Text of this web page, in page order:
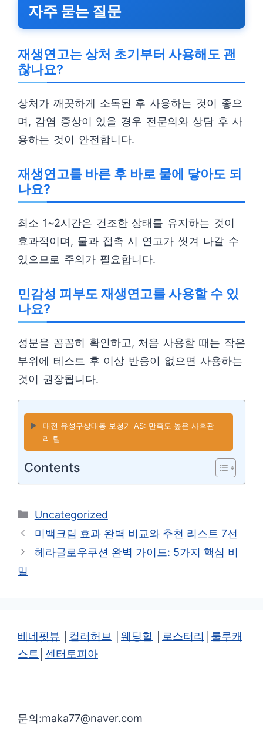
자주 묻는 질문
재생연고는 상처 초기부터 사용해도 괜
찮나요?
상처가 깨끗하게 소독된 후 사용하는 것이 좋으
며, 감염 증상이 있을 경우 전문의와 상담 후 사
용하는 것이 안전합니다.
재생연고를 바른 후 바로 물에 닿아도 되
나요?
최소 1~2시간은 건조한 상태를 유지하는 것이
효과적이며, 물과 접촉 시 연고가 씻겨 나갈 수
있으므로 주의가 필요합니다.
민감성 피부도 재생연고를 사용할 수 있
나요?
성분을 꼼꼼히 확인하고, 처음 사용할 때는 작은
부위에 테스트 후 이상 반응이 없으면 사용하는
것이 권장됩니다.
▶️
대전 유성구상대동 보청기 AS: 만족도 높은 사후관
리 팁
Contents
카
테
리
Uncategorized
미백크림 효과 완벽 비교와 추천 리스트 7선
헤라글로우쿠션 완벽 가이드: 5가지 핵심 비
밀
베네핏뷰 컬러허브 웨딩힐 로스터리
룰루캐
스트
센터토피아
문의:maka77@naver.com